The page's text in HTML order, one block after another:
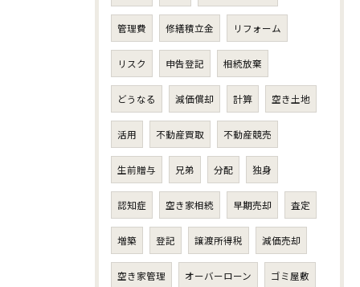
管理費 修繕積立金 リフォーム
リスク 申告登記 相続放棄
どうなる 減価償却 計算 空き土地
活用 不動産買取 不動産競売
生前贈与 兄弟 分配 独身
認知症 空き家相続 早期売却 査定
増築 登記 譲渡所得税 減価売却
空き家管理 オーバーローン ゴミ屋敷